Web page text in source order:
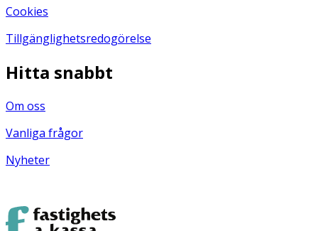
Cookies
Tillgänglighetsredogörelse
Hitta snabbt
Om oss
Vanliga frågor
Nyheter